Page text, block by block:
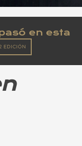
en esta
EDICIÓN